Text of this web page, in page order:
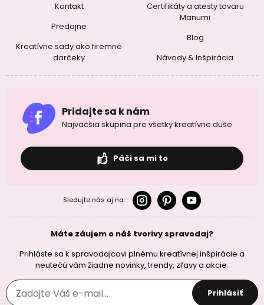
Kontakt
Predajne
Kreatívne sady ako firemné
darčeky
Certifikáty a atesty tovaru
Manumi
Blog
Návody & Inšpirácia
Pridajte sa k nám
Najväčšia skupina pre všetky kreatívne duše
Páči sa mi to
Sledujte nás aj na:
Máte záujem o náš tvorivy spravodaj?
Prihláste sa k spravodajcovi plnému kreatívnej inšpirácie a
neutečú vám žiadne novinky, trendy, zľavy a akcie.
Prihlásiť